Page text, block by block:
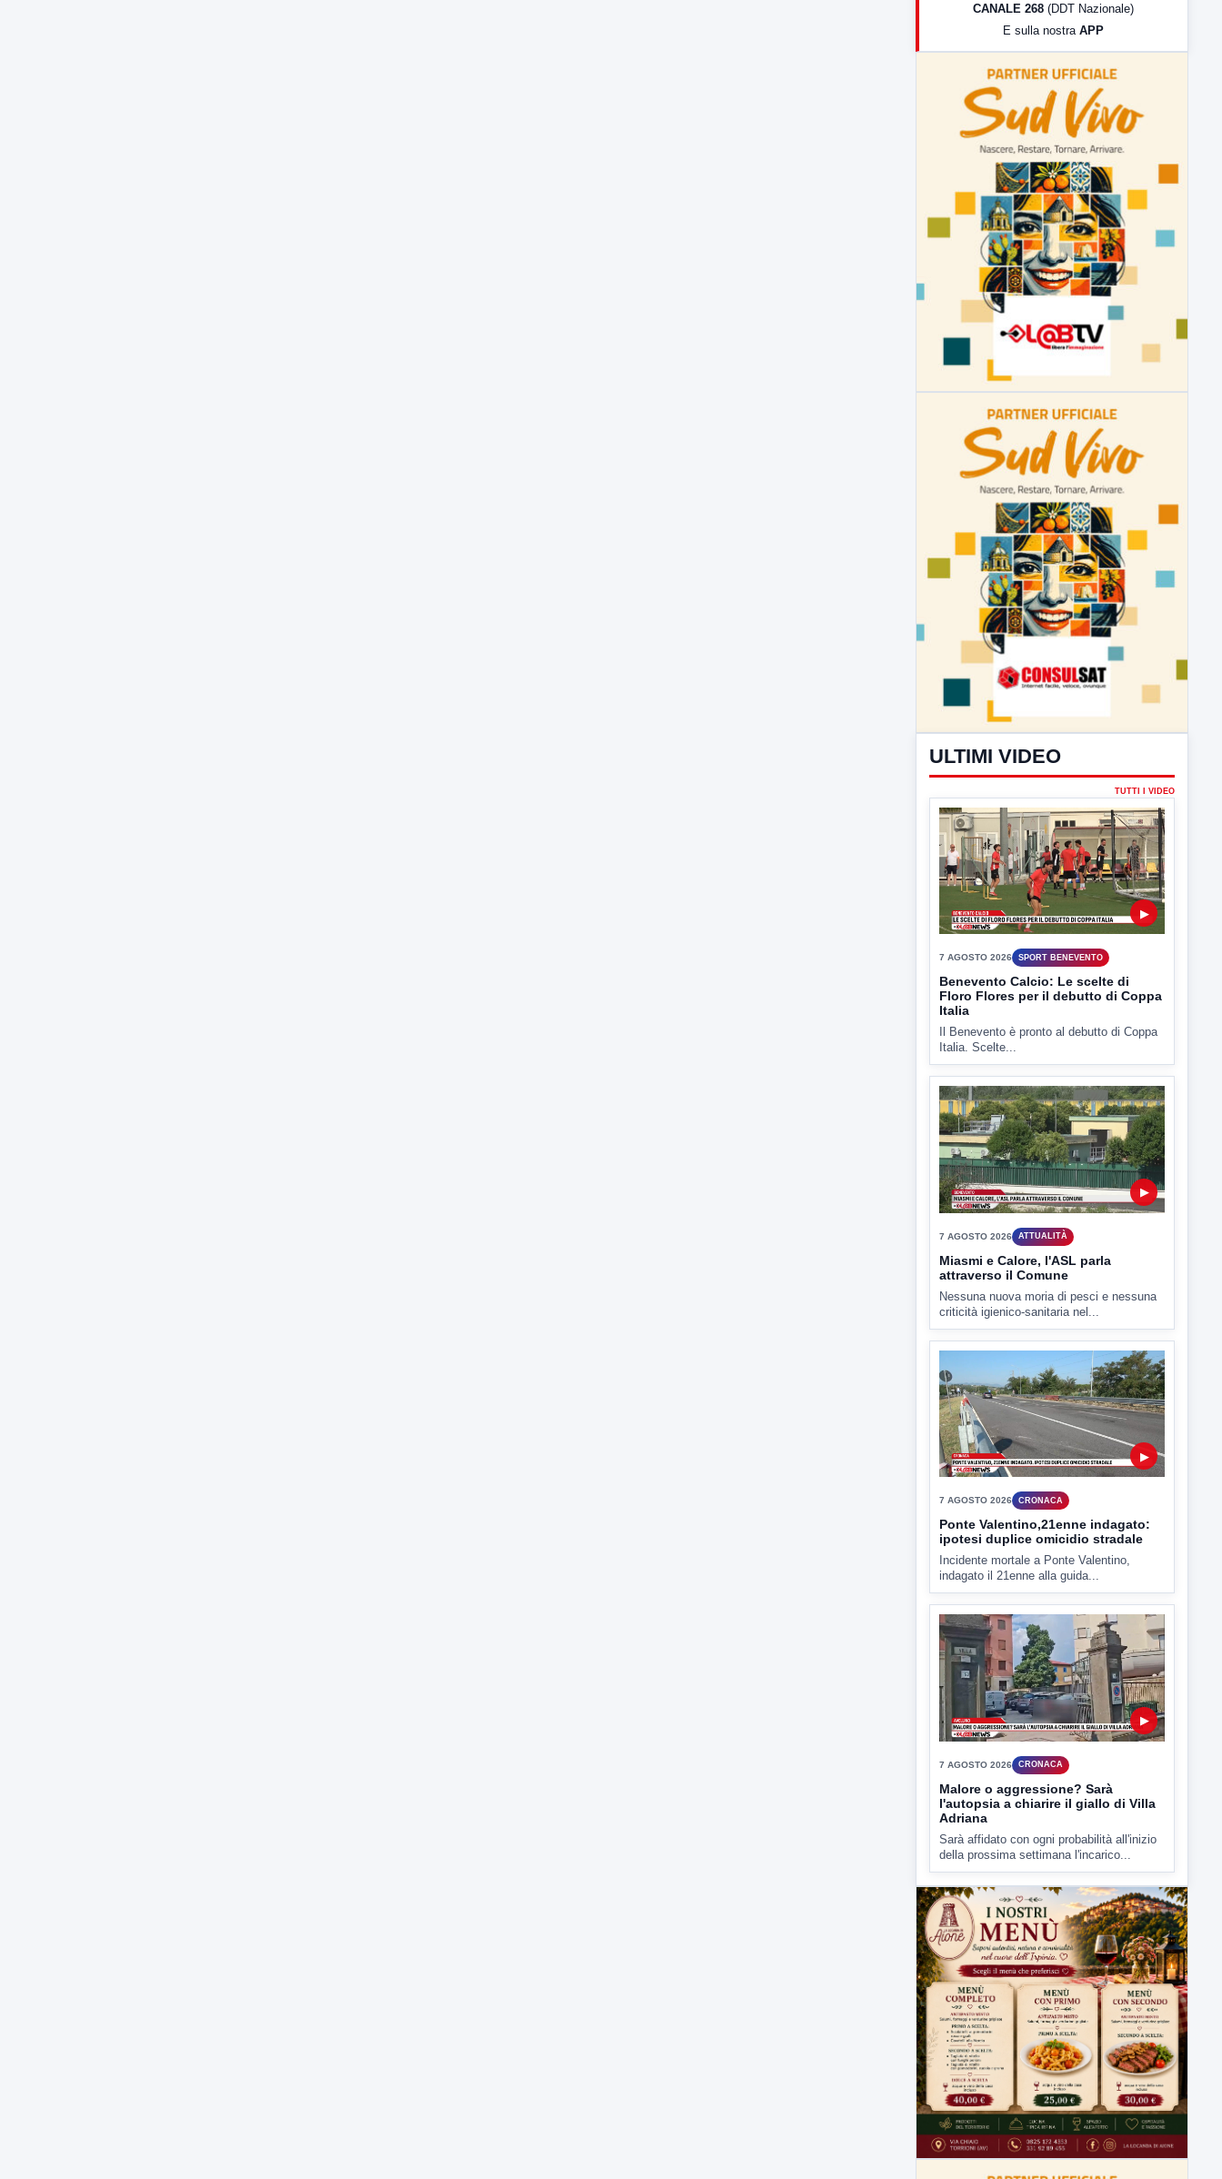
LabNews (Diretta)
LabNews (replica)
CANALE 268 (DDT Nazionale)
E sulla nostra APP
ULTIMI VIDEO
▶
7 AGOSTO 2026 SPORT BENEVENTO
Benevento Calcio: Le scelte di
Floro Flores per il debutto di Coppa
Italia
Il Benevento è pronto al debutto di Coppa
Italia. Scelte...
7 AGOSTO 2026 ATTUALITÀ
Miasmi e Calore, l'ASL parla
attraverso il Comune
Nessuna nuova moria di pesci e nessuna
criticità igienico-sanitaria nel...
CRONACA
Ponte Valentino,21enne indagato:
ipotesi duplice omicidio stradale
Incidente mortale a Ponte Valentino,
indagato il 21enne alla guida...
7 AGOSTO 2026 CRONACA
Malore o aggressione? Sarà
l'autopsia a chiarire il giallo di Villa
Adriana
Sarà affidato con ogni probabilità all'inizio
della prossima settimana l'incarico...